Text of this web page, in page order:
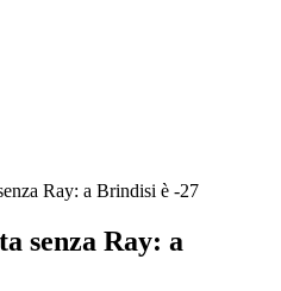
Ray: a Brindisi è -27
senza Ray: a